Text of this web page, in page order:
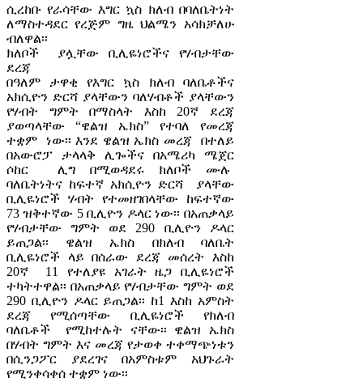
ሲረከቡ የራሳቸው እግር ኳስ ክለብ በባለቤትነት
ለማስተዳደር የረጅም ግዜ ህልሜን አሳክቻለሁ
ብለዋል፡፡
ክለቦች ያሏቸው ቢሊዬነሮችና የሃብታቸው
ደረጃ
በዓለም ታዋቂ የእግር ኳስ ክለብ ባለቤቶችና
አክሲዮን ድርሻ ያላቸውን ባለሃብቶች ያላቸውን
የሃብት ግምት በማስላት እስከ 20ኛ ደረጃ
ያወጣላቸው “ዌልዝ ኤክስ” የተባለ የመረጃ
ተቋም ነው፡፡ እንደ ዌልዝ ኤክስ መረጃ በተለይ
በአውሮፓ ታላላቅ ሊጐችና በአሜሪካ ሜጀር
ሶከር ሊግ በሚወዳደሩ ክለቦች ሙሉ
ባለቤትነትና ከፍተኛ አክሲዮን ድርሻ ያላቸው
ቢሊዬነሮች ሃብት የተመዘገበላቸው ከፍተኛው
73 ዝቅተኛው 5 ቢሊዮን ዶላር ነው፡፡ በአጠቃላይ
የሃብታቸው ግምት ወደ 290 ቢሊዮን ዶላር
ይጠጋል፡፡ ዌልዝ ኤክስ በክለብ ባለቤት
ቢሊዬነሮች ላይ በሰራው ደረጃ መሰረት እስከ
20ኛ 11 የተለያዩ አገራት ዜጋ ቢሊዬነሮች
ተካትተዋል፡፡ በአጠቃላይ የሃብታቸው ግምት ወደ
290 ቢሊዮን ዶላር ይጠጋል፡፡ ከ1 እስከ አምስት
ደረጃ የሚሰጣቸው ቢሊዬነሮች የክለብ
ባለቤቶች የሚከተሉት ናቸው፡፡ ዌልዝ ኤክስ
በሃብት ግምት እና መረጃ የታወቀ ተቀማጭነቱን
በሲንጋፖር ያደረገና በአምስቱም አህጉራት
የሚንቀሳቀሰ ተቋም ነው፡፡